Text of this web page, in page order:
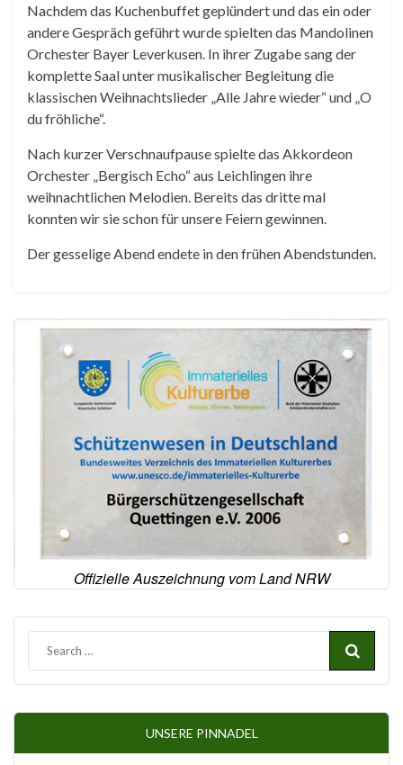
Nachdem das Kuchenbuffet geplündert und das ein oder
andere Gespräch geführt wurde spielten das Mandolinen
Orchester Bayer Leverkusen. In ihrer Zugabe sang der
komplette Saal unter musikalischer Begleitung die
klassischen Weihnachtslieder „Alle Jahre wieder“ und „O
du fröhliche“.
Nach kurzer Verschnaufpause spielte das Akkordeon
Orchester „Bergisch Echo“ aus Leichlingen ihre
weihnachtlichen Melodien. Bereits das dritte mal
konnten wir sie schon für unsere Feiern gewinnen.
Der gesselige Abend endete in den frühen Abendstunden.
Offizielle Auszeichnung vom Land NRW
UNSERE PINNADEL